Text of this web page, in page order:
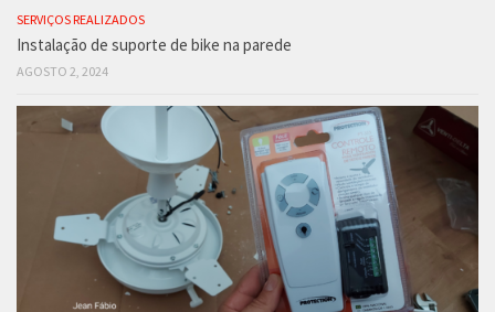
SERVIÇOS REALIZADOS
Instalação de suporte de bike na parede
AGOSTO 2, 2024